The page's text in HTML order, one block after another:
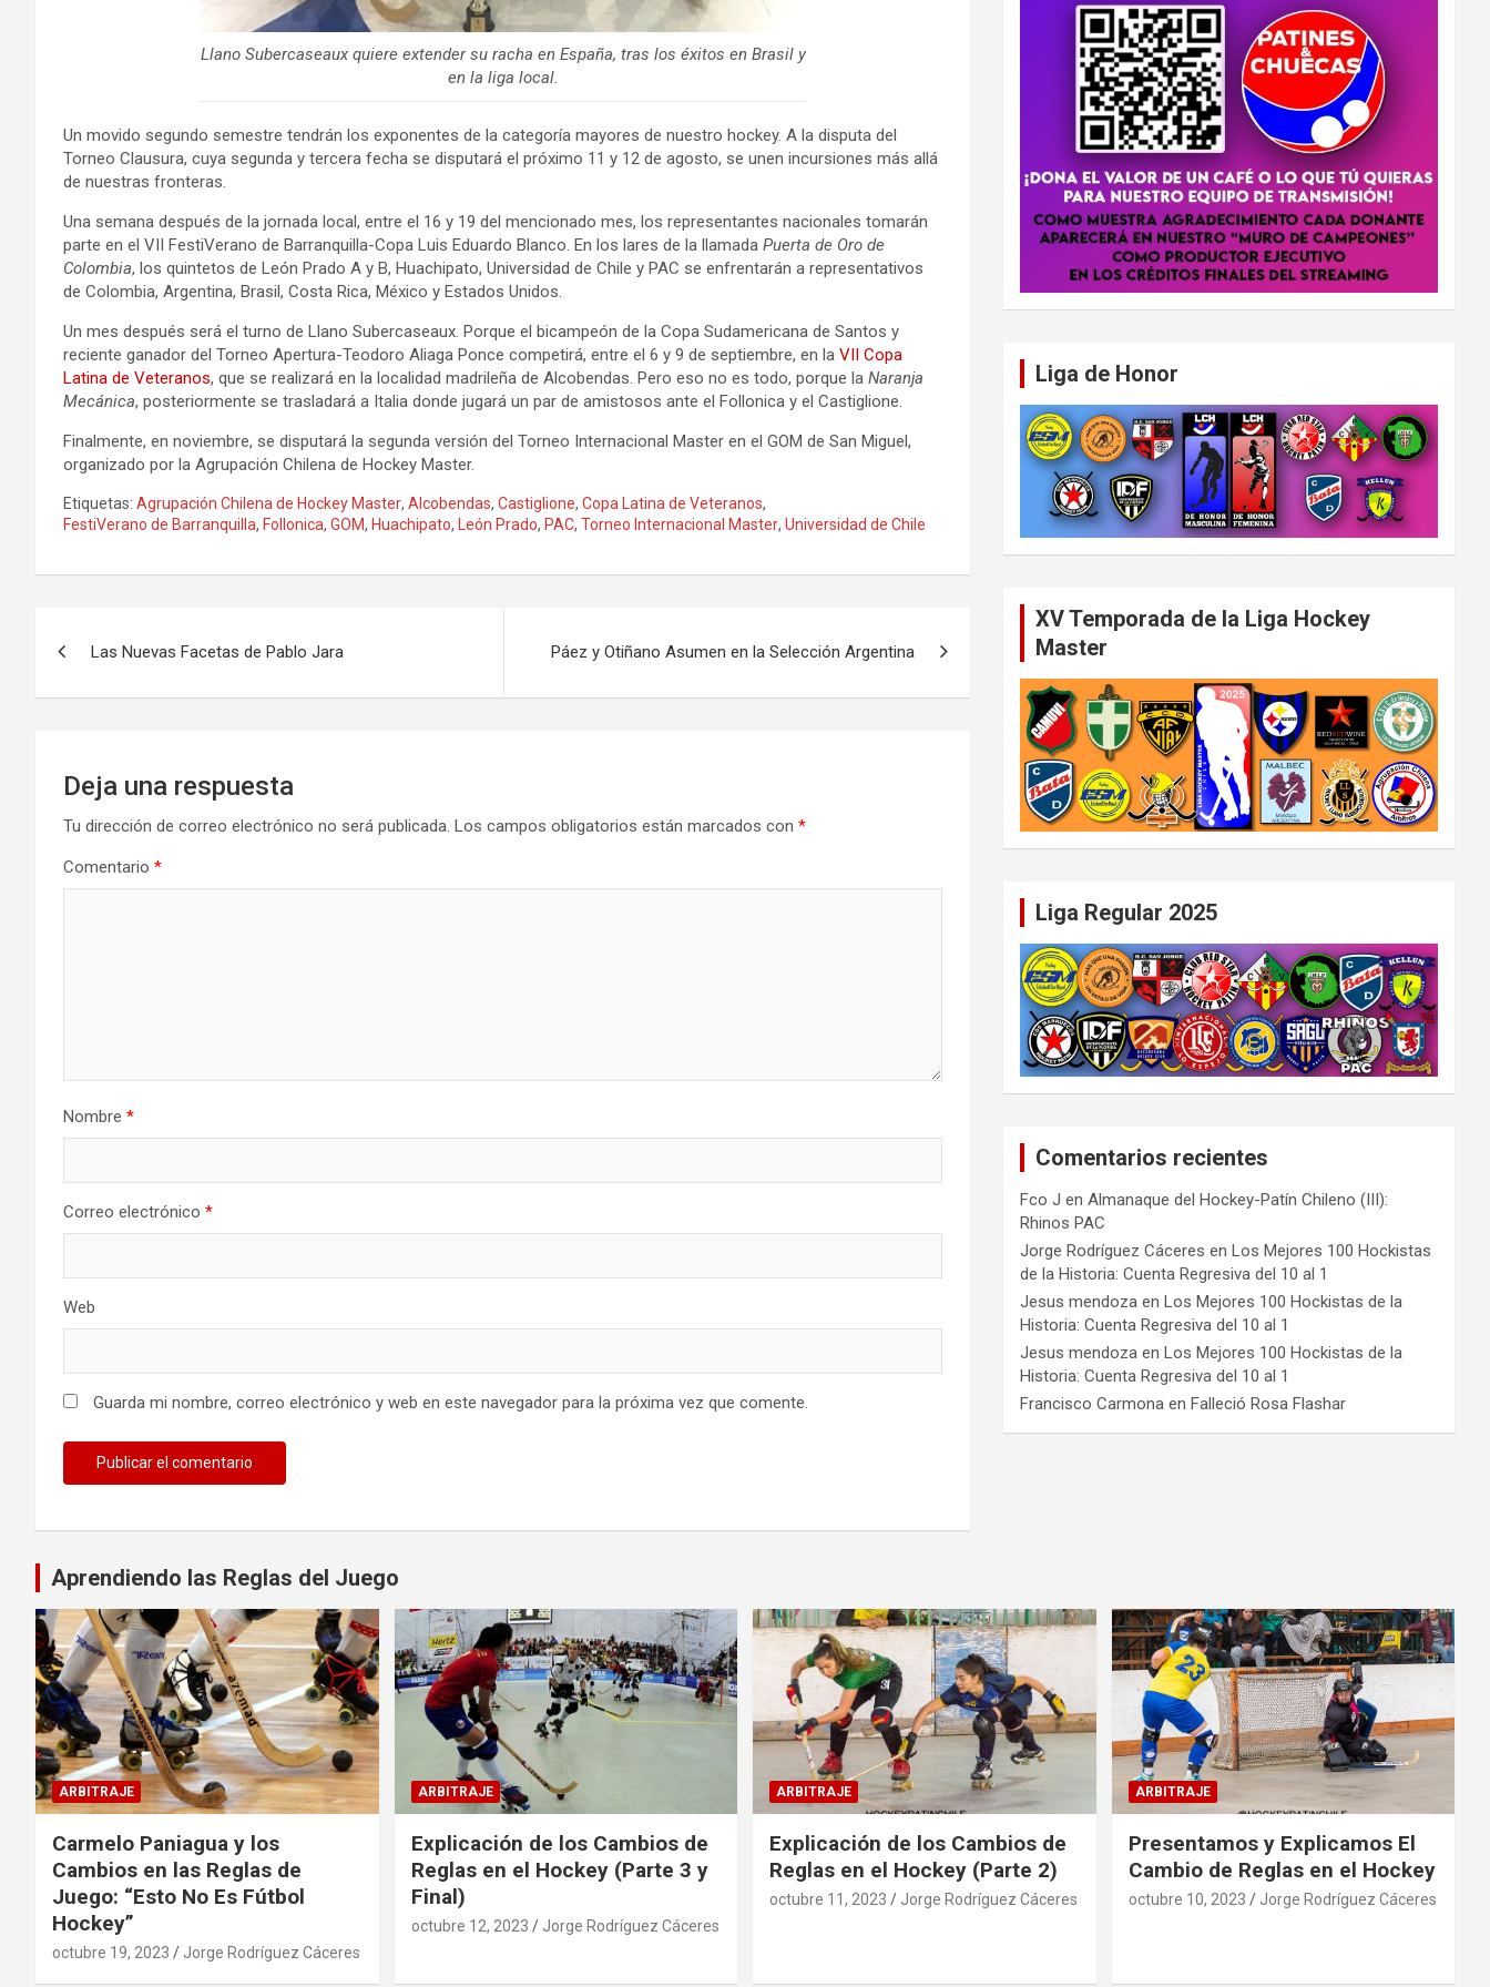
Llano Subercaseaux quiere extender su racha en España, tras los éxitos en Brasil y
en la liga local.
Un movido segundo semestre tendrán los exponentes de la categoría mayores de nuestro hockey. A la disputa del
Torneo Clausura, cuya segunda y tercera fecha se disputará el próximo 11 y 12 de agosto, se unen incursiones más allá
de nuestras fronteras.
Una semana después de la jornada local, entre el 16 y 19 del mencionado mes, los representantes nacionales tomarán
parte en el VII FestiVerano de Barranquilla-Copa Luis Eduardo Blanco. En los lares de la llamada Puerta de Oro de
Colombia, los quintetos de León Prado A y B, Huachipato, Universidad de Chile y PAC se enfrentarán a representativos
de Colombia, Argentina, Brasil, Costa Rica, México y Estados Unidos.
Un mes después será el turno de Llano Subercaseaux. Porque el bicampeón de la Copa Sudamericana de Santos y
reciente ganador del Torneo Apertura-Teodoro Aliaga Ponce competirá, entre el 6 y 9 de septiembre, en la VII Copa
Latina de Veteranos, que se realizará en la localidad madrileña de Alcobendas. Pero eso no es todo, porque la Naranja
Mecánica, posteriormente se trasladará a Italia donde jugará un par de amistosos ante el Follonica y el Castiglione.
Finalmente, en noviembre, se disputará la segunda versión del Torneo Internacional Master en el GOM de San Miguel,
organizado por la Agrupación Chilena de Hockey Master.
Etiquetas: Agrupación Chilena de Hockey Master, Alcobendas, Castiglione, Copa Latina de Veteranos,
FestiVerano de Barranquilla, Follonica, GOM, Huachipato, León Prado, PAC, Torneo Internacional Master, Universidad de Chile
Las Nuevas Facetas de Pablo Jara Páez y Otiñano Asumen en la Selección Argentina
Deja una respuesta
Tu dirección de correo electrónico no será publicada. Los campos obligatorios están marcados con *
Comentario *
Nombre *
Correo electrónico *
Web
Guarda mi nombre, correo electrónico y web en este navegador para la próxima vez que comente.
Liga de Honor
XV Temporada de la Liga Hockey
Master
Liga Regular 2025
Comentarios recientes
Fco J enAlmanaque del Hockey-Patín Chileno (III):
Rhinos PAC
Jorge Rodríguez Cáceres enLos Mejores 100 Hockistas
de la Historia: Cuenta Regresiva del 10 al 1
Jesus mendoza enLos Mejores 100 Hockistas de la
Historia: Cuenta Regresiva del 10 al 1
Jesus mendoza enLos Mejores 100 Hockistas de la
Historia: Cuenta Regresiva del 10 al 1
Francisco Carmona enFalleció Rosa Flashar
Aprendiendo las Reglas del Juego
ARBITRAJE
Carmelo Paniagua y los
Cambios en las Reglas de
Juego: “Esto No Es Fútbol
Hockey”
octubre 19, 2023 Jorge Rodríguez Cáceres
ARBITRAJE
Explicación de los Cambios de
Reglas en el Hockey (Parte 3 y
Final)
octubre 12, 2023 Jorge Rodríguez Cáceres
ARBITRAJE
Explicación de los Cambios de
Reglas en el Hockey (Parte 2)
octubre 11, 2023 Jorge Rodríguez Cáceres
ARBITRAJE
Presentamos y Explicamos El
Cambio de Reglas en el Hockey
octubre 10, 2023 Jorge Rodríguez Cáceres